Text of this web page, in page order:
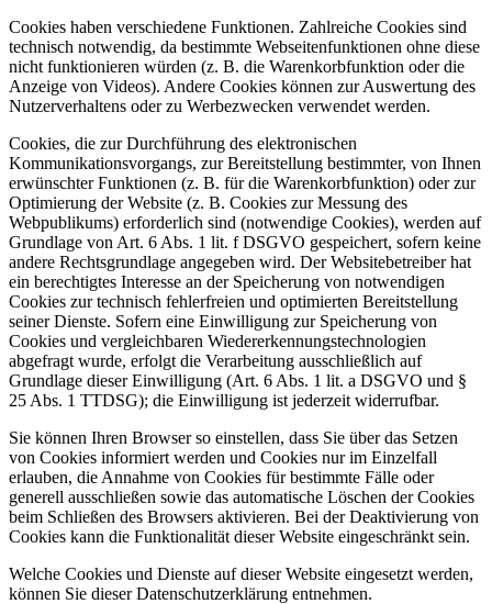
Cookies haben verschiedene Funktionen. Zahlreiche Cookies sind
technisch notwendig, da bestimmte Webseitenfunktionen ohne diese
nicht funktionieren würden (z. B. die Warenkorbfunktion oder die
Anzeige von Videos). Andere Cookies können zur Auswertung des
Nutzerverhaltens oder zu Werbezwecken verwendet werden.
Cookies, die zur Durchführung des elektronischen
Kommunikationsvorgangs, zur Bereitstellung bestimmter, von Ihnen
erwünschter Funktionen (z. B. für die Warenkorbfunktion) oder zur
Optimierung der Website (z. B. Cookies zur Messung des
Webpublikums) erforderlich sind (notwendige Cookies), werden auf
Grundlage von Art. 6 Abs. 1 lit. f DSGVO gespeichert, sofern keine
andere Rechtsgrundlage angegeben wird. Der Websitebetreiber hat
ein berechtigtes Interesse an der Speicherung von notwendigen
Cookies zur technisch fehlerfreien und optimierten Bereitstellung
seiner Dienste. Sofern eine Einwilligung zur Speicherung von
Cookies und vergleichbaren Wiedererkennungstechnologien
abgefragt wurde, erfolgt die Verarbeitung ausschließlich auf
Grundlage dieser Einwilligung (Art. 6 Abs. 1 lit. a DSGVO und §
25 Abs. 1 TTDSG); die Einwilligung ist jederzeit widerrufbar.
Sie können Ihren Browser so einstellen, dass Sie über das Setzen
von Cookies informiert werden und Cookies nur im Einzelfall
erlauben, die Annahme von Cookies für bestimmte Fälle oder
generell ausschließen sowie das automatische Löschen der Cookies
beim Schließen des Browsers aktivieren. Bei der Deaktivierung von
Cookies kann die Funktionalität dieser Website eingeschränkt sein.
Welche Cookies und Dienste auf dieser Website eingesetzt werden,
können Sie dieser Datenschutzerklärung entnehmen.